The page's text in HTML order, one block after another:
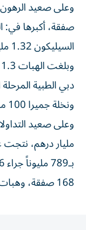
السيليكون 1.32 مليار، والخليج التجاري 112 مليوناً.
ونخلة جميرا 100 مليون درهم.
168 صفقة، وهبات 223 مليوناً لـ42 معاملة.